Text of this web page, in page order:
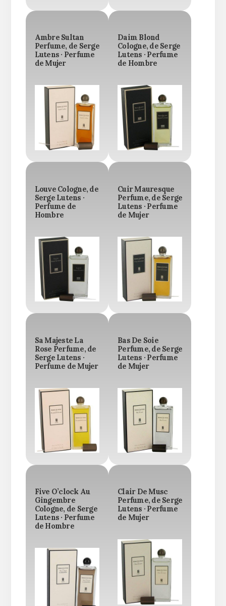
Ambre Sultan
Perfume, de Serge
Lutens · Perfume
de Mujer
Daim Blond
Cologne, de Serge
Lutens · Perfume
de Hombre
Louve Cologne, de
Serge Lutens ·
Perfume de
Hombre
Cuir Mauresque
Perfume, de Serge
Lutens · Perfume
de Mujer
Sa Majeste La
Rose Perfume, de
Serge Lutens ·
Perfume de Mujer
Bas De Soie
Perfume, de Serge
Lutens · Perfume
de Mujer
Five O’clock Au
Gingembre
Cologne, de Serge
Lutens · Perfume
de Hombre
Clair De Musc
Perfume, de Serge
Lutens · Perfume
de Mujer